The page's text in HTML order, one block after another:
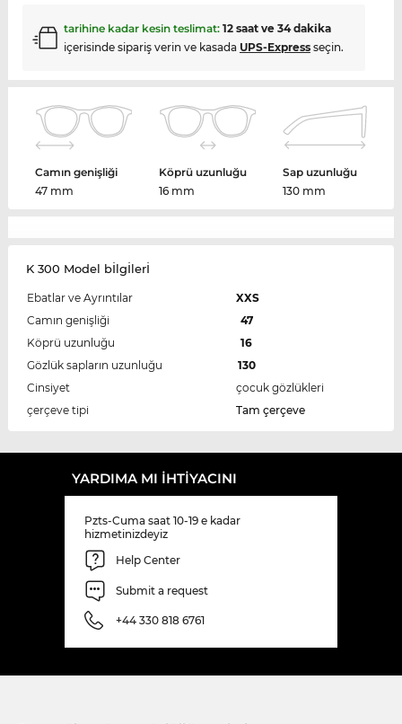
tarihine kadar kesin teslimat: 12 saat ve 34 dakika
içerisinde sipariş verin ve kasada UPS-Expressseçin.
Camın genişliği
47 mm
Köprü uzunluğu
16 mm
Sap uzunluğu
130 mm
K 300 Model bİlgİlerİ
Ebatlar ve Ayrıntılar
XXS
Camın genişliği
47
Köprü uzunluğu
16
Gözlük sapların uzunluğu
130
Cinsiyet
çocuk gözlükleri
çerçeve tipi
Tam çerçeve
YARDIMA MI IHTIYACINI
Pzts-Cuma saat 10-19 e kadar
hizmetinizdeyiz
Help Center
Submit a request
+44 330 818 6761